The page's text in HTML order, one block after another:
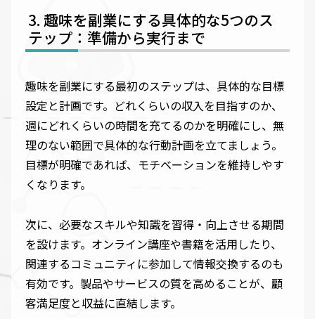
趣味を副業にする具体的な5つのス
テップ：準備から実行まで
趣味を副業にする最初のステップは、具体的な目標
設定と計画です。どれくらいの収入を目指すのか、
週にどれくらいの時間を充てるのかを明確にし、無
理のない範囲で具体的な行動計画を立てましょう。
目標が明確であれば、モチベーションを維持しやす
くなります。
次に、必要なスキルや知識を習得・向上させる期間
を設けます。オンライン講座や書籍を活用したり、
関連するコミュニティに参加して情報交換するのも
有効です。製品やサービスの質を高めることが、顧
客満足度と収益に直結します。